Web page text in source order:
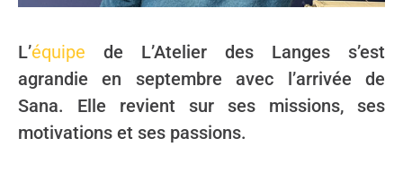
L’équipe de L’Atelier des Langes s’est
agrandie en septembre avec l’arrivée de
Sana. Elle revient sur ses missions, ses
motivations et ses passions.